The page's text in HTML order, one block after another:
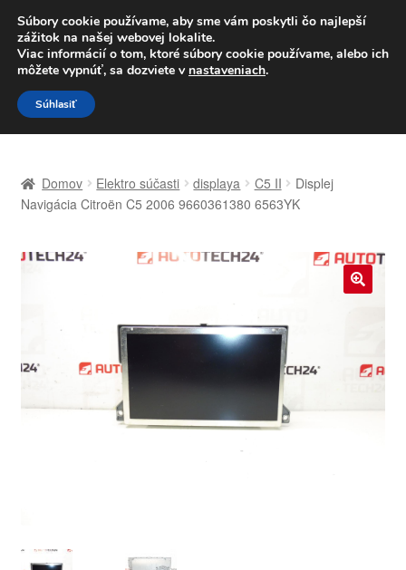
DOPRAVA od 6 EUR
Po–Pi 09:00–16:00 233 221 276
Preskočiť
na
navigáciu
Preskočiť
na
obsah
Celosvetová preprava
Domov Elektro súčasti displaya C5 II
Displej
Navigácia Citroën C5 2006 9660361380 6563YK
Súbory cookie používame, aby sme vám poskytli čo najlepší
zážitok na našej webovej lokalite.
Viac informácií o tom, ktoré súbory cookie používame, alebo ich
môžete vypnúť, sa dozviete v nastaveniach.
Súhlasiť